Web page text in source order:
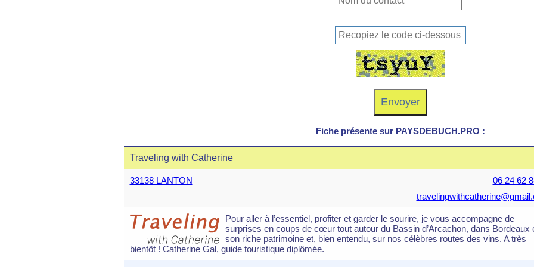
Fiche présente sur PAYSDEBUCH.PRO :
Traveling with Catherine
33138 LANTON
06 24 62
Pour aller à l’essentiel, profiter et garder le sourire, je vous accompagne de
surprises en coups de cœur tout autour du Bassin d’Arcachon, dans Bordeaux
son riche patrimoine et, bien entendu, sur nos célèbres routes des vins. A très
bientôt ! Catherine Gal, guide touristique diplômée.